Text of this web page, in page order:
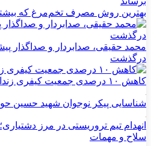
بهترین روش مصرف تخم‌مرغ که
محمد حقیقی، صدابردار و صداگذار
درگذشت
کاهش ۱۰ درصدی جمعیت کیفری زندان‌های بوشهر
شناسایی پیکر نوجوان شهید حسین حوریان
انهدام تیم تروریستی در مرز
سلاح و مهمات